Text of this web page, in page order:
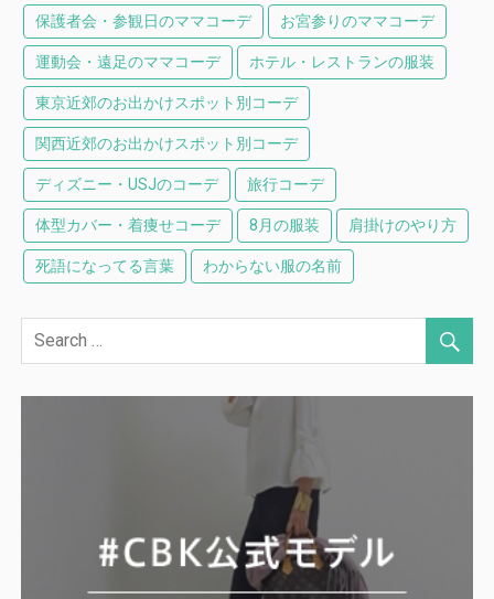
保護者会・参観日のママコーデ お宮参りのママコーデ
運動会・遠足のママコーデ ホテル・レストランの服装
東京近郊のお出かけスポット別コーデ
関西近郊のお出かけスポット別コーデ
ディズニー・USJのコーデ 旅行コーデ
体型カバー・着痩せコーデ 8月の服装 肩掛けのやり方
死語になってる言葉 わからない服の名前